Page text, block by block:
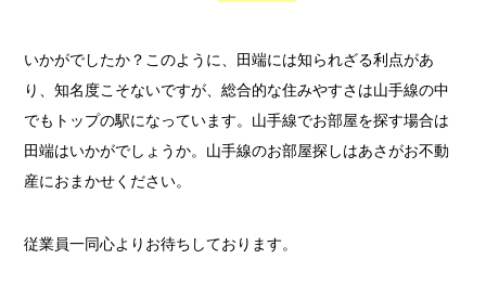
いかがでしたか？このように、田端には知られざる利点があ
り、知名度こそないですが、総合的な住みやすさは山手線の中
でもトップの駅になっています。山手線でお部屋を探す場合は
田端はいかがでしょうか。山手線のお部屋探しはあさがお不動
産におまかせください。
従業員一同心よりお待ちしております。